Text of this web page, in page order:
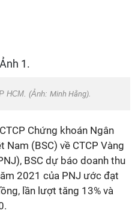
HCM. (Ảnh: Minh Hằng).
Chứng khoán Ngân
Nam (BSC) về CTCP Vàng
BSC dự báo doanh thu
2021 của PNJ ước đạt
lần lượt tăng 13% và